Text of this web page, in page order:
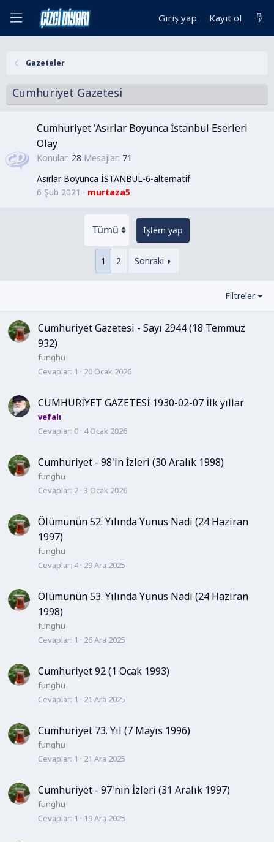
Giriş yap Kayıt ol
Gazeteler
Cumhuriyet Gazetesi
Cumhuriyet 'Asırlar Boyunca İstanbul Eserleri
Olay
Konular 28 Mesajlar 71
Asırlar Boyunca İSTANBUL-6-alternatif
6 Şub 2021
murtaza5
İşlem yap
1 2 Sonraki
Filtreler
Cumhuriyet Gazetesi - Sayı 2944 (18 Temmuz
932)
funghu
Cevaplar 1 20 Ocak 2026
CUMHURİYET GAZETESİ 1930-02-07 İlk yıllar
vefalı
Cevaplar 0 4 Ocak 2026
Cumhuriyet - 98'in İzleri (30 Aralık 1998)
funghu
Cevaplar 2 3 Ocak 2026
Ölümünün 52. Yılında Yunus Nadi (24 Haziran
1997)
funghu
Cevaplar 4 29 Ara 2025
Ölümünün 53. Yılında Yunus Nadi (24 Haziran
1998)
funghu
Cevaplar 1 26 Ara 2025
Cumhuriyet 92 (1 Ocak 1993)
funghu
Cevaplar 1 21 Ara 2025
Cumhuriyet 73. Yıl (7 Mayıs 1996)
funghu
Cevaplar 1 21 Ara 2025
Cumhuriyet - 97'nin İzleri (31 Aralık 1997)
funghu
Cevaplar 1 19 Ara 2025